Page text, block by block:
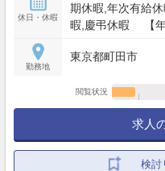
休日・休暇
期休暇,年次有給
暇,慶弔休暇 【年
勤務地
東京都町田市
閲覧状況
求人
検討